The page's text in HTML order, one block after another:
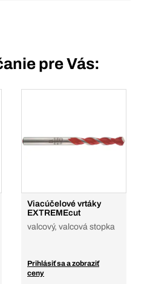
pre Vás:
Viacúčelové vrtáky
EXTREMEcut
valcový, valcová stopka
Prihlásiť sa a zobraziť
ceny